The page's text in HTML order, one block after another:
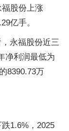
股份上涨
亿手。
永福股份近三
净利润最低为
8390.73万
1.6%，2025